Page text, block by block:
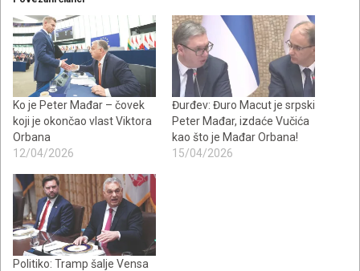
Ko je Peter Mađar – čovek
koji je okončao vlast Viktora
Orbana
12/04/2026
Đurđev: Đuro Macut je srpski
Peter Mađar, izdaće Vučića
kao što je Mađar Orbana!
15/04/2026
Politiko: Tramp šalje Vensa